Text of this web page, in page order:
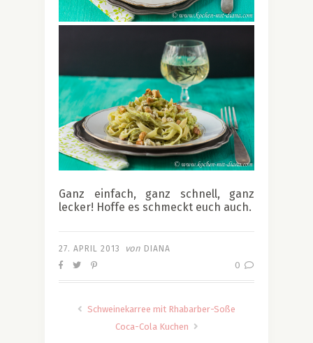
Ganz einfach, ganz schnell, ganz
lecker! Hoffe es schmeckt euch auch.
27. APRIL 2013 von DIANA
0
Schweinekarree mit Rhabarber-Soße
Coca-Cola Kuchen